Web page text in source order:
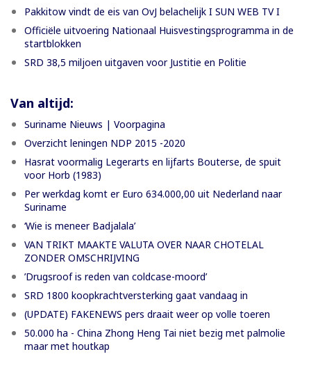
Pakkitow vindt de eis van OvJ belachelijk I SUN WEB TV I
Officiële uitvoering Nationaal Huisvestingsprogramma in de
startblokken
SRD 38,5 miljoen uitgaven voor Justitie en Politie
Van altijd:
Suriname Nieuws | Voorpagina
Overzicht leningen NDP 2015 -2020
Hasrat voormalig Legerarts en lijfarts Bouterse, de spuit
voor Horb (1983)
Per werkdag komt er Euro 634.000,00 uit Nederland naar
Suriname
‘Wie is meneer Badjalala’
VAN TRIKT MAAKTE VALUTA OVER NAAR CHOTELAL
ZONDER OMSCHRIJVING
’Drugsroof is reden van coldcase-moord’
SRD 1800 koopkrachtversterking gaat vandaag in
(UPDATE) FAKENEWS pers draait weer op volle toeren
50.000 ha - China Zhong Heng Tai niet bezig met palmolie
maar met houtkap